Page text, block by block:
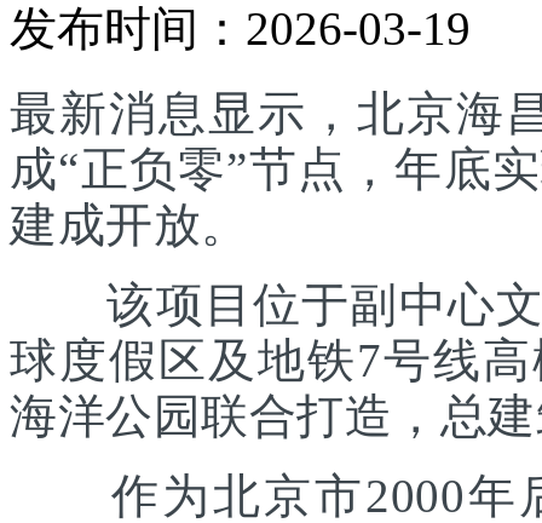
发布时间：2026-03-19
最新消息显示，北京海
成“正负零”节点，年底
建成开放。
该项目位于副中心文
球度假区及地铁7号线
海洋公园联合打造，总
作为北京市2000年